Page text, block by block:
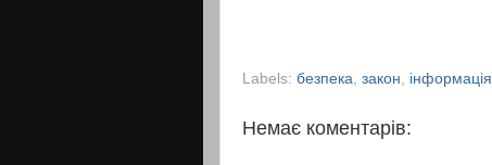
Labels: безпека закон інформація
Немає коментарів: